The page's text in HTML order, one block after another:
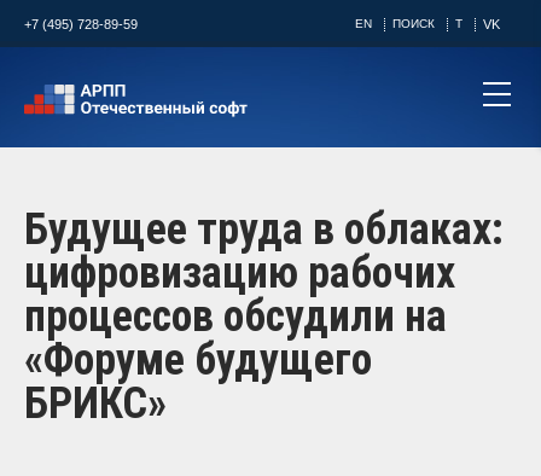
+7 (495) 728-89-59 EN ПОИСК T VK
Будущее труда в облаках:
цифровизацию рабочих
процессов обсудили на
«Форуме будущего
БРИКС»